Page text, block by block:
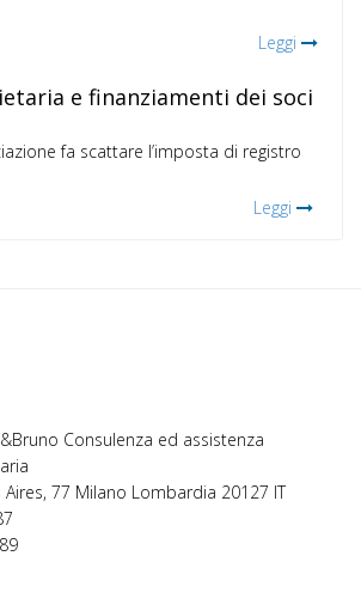
Leggi
e finanziamenti dei soci
fa scattare l’imposta di registro
Leggi
Consulenza ed assistenza
77 Milano Lombardia 20127 IT